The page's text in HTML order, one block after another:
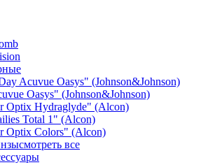
Acuvue Oasys" (Johnson&Johnson)
Oasys" (Johnson&Johnson)
Hydraglyde" (Alcon)
Total 1" (Alcon)
Colors" (Alcon)
смотреть все